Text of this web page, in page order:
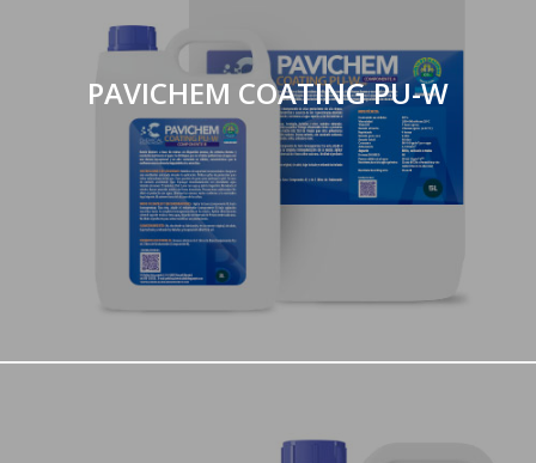
PAVICHEM COATING PU-W